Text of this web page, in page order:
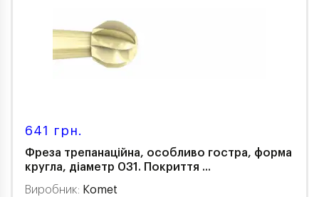
641 грн.
Фреза трепанаційна, особливо гостра, форма
кругла, діаметр 031. Покриття ...
Виробник: Komet